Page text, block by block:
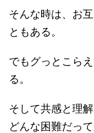
そんな時は、お
ともある。
でもグっとこら
る。
そして共感と理
どんな困難だっ